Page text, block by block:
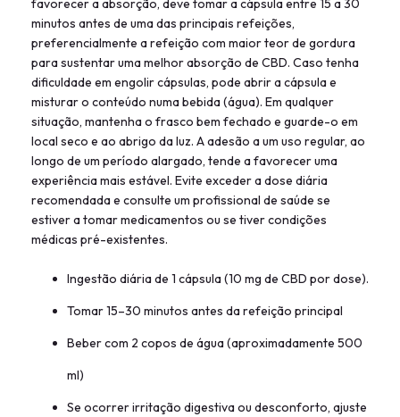
favorecer a absorção, deve tomar a cápsula entre 15 a 30
minutos antes de uma das principais refeições,
preferencialmente a refeição com maior teor de gordura
para sustentar uma melhor absorção de CBD. Caso tenha
dificuldade em engolir cápsulas, pode abrir a cápsula e
misturar o conteúdo numa bebida (água). Em qualquer
situação, mantenha o frasco bem fechado e guarde-o em
local seco e ao abrigo da luz. A adesão a um uso regular, ao
longo de um período alargado, tende a favorecer uma
experiência mais estável. Evite exceder a dose diária
recomendada e consulte um profissional de saúde se
estiver a tomar medicamentos ou se tiver condições
médicas pré-existentes.
Ingestão diária de 1 cápsula (10 mg de CBD por dose).
Tomar 15–30 minutos antes da refeição principal
Beber com 2 copos de água (aproximadamente 500
ml)
Se ocorrer irritação digestiva ou desconforto, ajuste